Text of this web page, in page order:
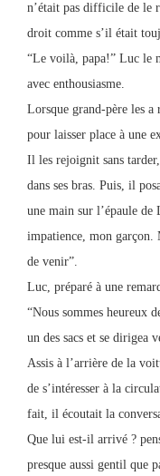
n’était pas difficile de le
droit comme s’il était
“Le voilà, papa!” Luc le
avec enthousiasme.
Lorsque grand-père les a
pour laisser place à une
Il les rejoignit sans tarder,
dans ses bras. Puis, il
une main sur l’épaule de
impatience, mon garçon.
de venir”.
Luc, préparé à une
“Nous sommes heureux
un des sacs et se dirigea
Assis à l’arrière de la
de s’intéresser à la
fait, il écoutait la
Que lui est-il arrivé ?
presque aussi gentil que